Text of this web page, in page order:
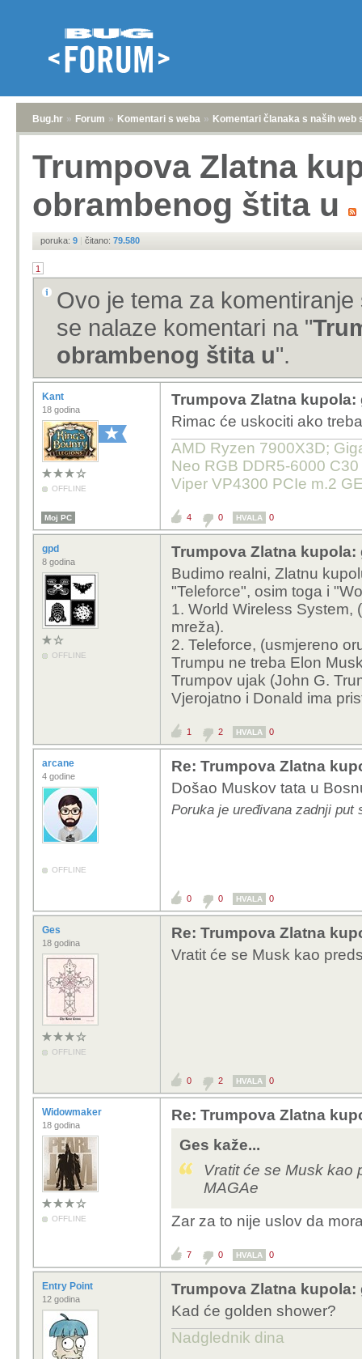
Bug.hr » Forum » Komentari s weba » Komentari članaka s naših web
Trumpova Zlatna
obrambenog štita u
poruka: 9 | čitano: 79.580
1
Ovo je tema za
se nalaze komentari na "
obrambenog štita u".
Kant
18 godina
OFFLINE
Trumpova Zlatna
Rimac će uskociti ako
AMD Ryzen 7900X3D;
Neo RGB DDR5-6000
Viper VP4300 PCIe m.2
Moj PC 4 0 HVALA 0
gpd
8 godina
OFFLINE
Trumpova Zlatna
Budimo realni, Zlatnu
"Teleforce", osim toga i
1. World Wireless
mreža).
2. Teleforce, (usmjereno
Trumpu ne treba Elon
Trumpov ujak (John G.
Vjerojatno i Donald ima
1 2 HVALA 0
arcane
4 godine
OFFLINE
Re: Trumpova Zlatna
Došao Muskov tata u
Poruka je uređivana zadnji put
0 0 HVALA 0
Ges
18 godina
OFFLINE
Re: Trumpova Zlatna
Vratit će se Musk kao
0 2 HVALA 0
Widowmaker
18 godina
OFFLINE
Re: Trumpova Zlatna
Ges kaže...
Vratit će se Musk kao
MAGAe
Zar za to nije uslov da
7 0 HVALA 0
Entry Point
12 godina
Trumpova Zlatna
Kad će golden shower?
Nadglednik dina